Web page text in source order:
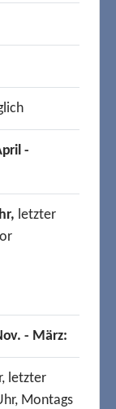
-
letzter
- März:
letzter
Montags